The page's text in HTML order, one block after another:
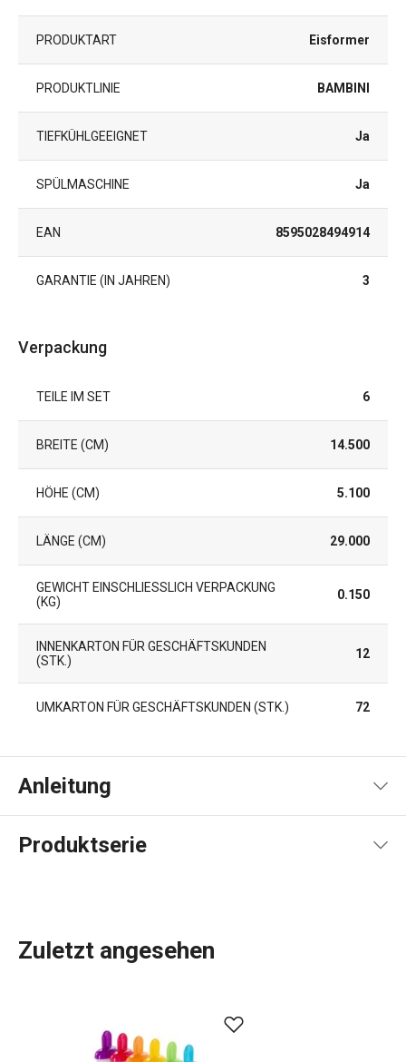
PRODUKTART Eisformer
PRODUKTLINIE BAMBINI
TIEFKÜHLGEEIGNET Ja
SPÜLMASCHINE Ja
EAN 8595028494914
GARANTIE (IN JAHREN) 3
Verpackung
TEILE IM SET 6
BREITE (CM) 14.500
HÖHE (CM) 5.100
LÄNGE (CM) 29.000
GEWICHT EINSCHLIESSLICH VERPACKUNG (
KG)
0.150
INNENKARTON FÜR GESCHÄFTSKUNDEN
(STK.)
12
UMKARTON FÜR GESCHÄFTSKUNDEN (STK.) 72
Anleitung
Artikel Rezeptanleitung
Produktserie
zertifizierten und hochfunktionalenFlaschen- und
Mahlzeitensets für Kleinkinder
Zuletzt angesehen